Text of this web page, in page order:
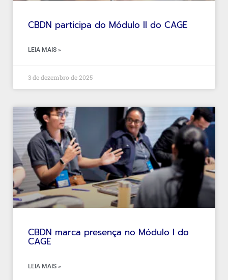
CBDN participa do Módulo II do CAGE
LEIA MAIS »
3 de dezembro de 2025
CBDN marca presença no Módulo I do
CAGE
LEIA MAIS »